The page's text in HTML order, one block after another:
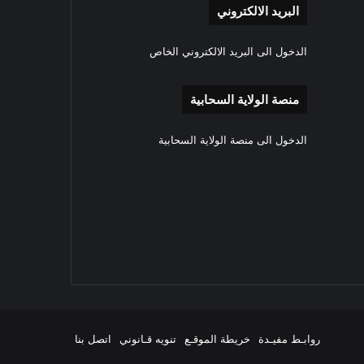
البريد الالكتروني
الدخول الى البريد الالكتروني الخاص
منصة الولاية السحابية
الدخول الى منصة الولاية السحابية
روابـط مفيـدة خريطة الموقـع تنويه قـانوني اتصل بنا ‫YouTubeانستقرام